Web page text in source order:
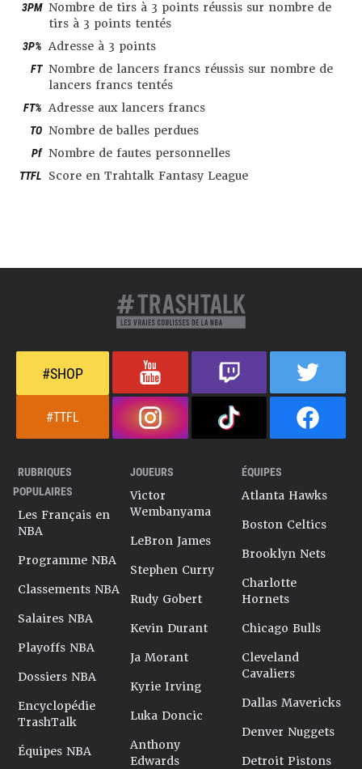
3PM Nombre de tirs à 3 points réussis sur nombre de
tirs à 3 points tentés
3P% Adresse à 3 points
FT Nombre de lancers francs réussis sur nombre de
lancers francs tentés
FT% Adresse aux lancers francs
TO Nombre de balles perdues
Pf Nombre de fautes personnelles
TTFL Score en Trahtalk Fantasy League
#SHOP
#TTFL
RUBRIQUES
POPULAIRES
Les Français en
NBA
Programme NBA
Classements NBA
Salaires NBA
Playoffs NBA
Dossiers NBA
Encyclopédie
TrashTalk
Équipes NBA
JOUEURS
Victor
Wembanyama
LeBron James
Stephen Curry
Rudy Gobert
Kevin Durant
Ja Morant
Kyrie Irving
Luka Doncic
Anthony
Edwards
ÉQUIPES
Atlanta Hawks
Boston Celtics
Brooklyn Nets
Charlotte
Hornets
Chicago Bulls
Cleveland
Cavaliers
Dallas Mavericks
Denver Nuggets
Detroit Pistons